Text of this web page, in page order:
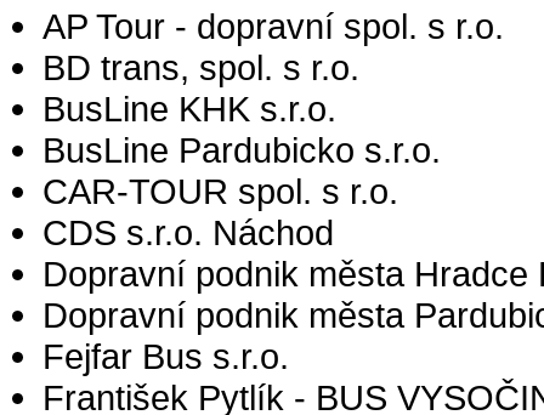
AP Tour - dopravní spol. s r.o.
BD trans, spol. s r.o.
BusLine KHK s.r.o.
BusLine Pardubicko s.r.o.
CAR-TOUR spol. s r.o.
CDS s.r.o. Náchod
Dopravní podnik města Hradce
Dopravní podnik města
Fejfar Bus s.r.o.
František Pytlík - BUS